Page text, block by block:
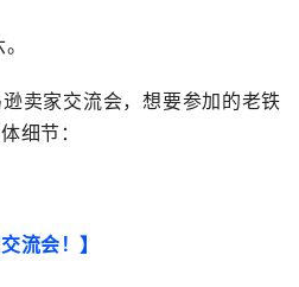
卖家交流会，想要参加的老铁
细节：
流会！】